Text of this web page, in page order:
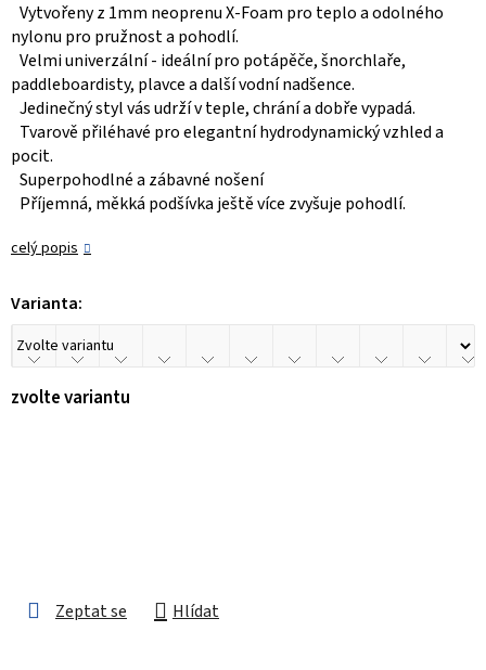
Vytvořeny z 1mm neoprenu X-Foam pro teplo a odolného
nylonu pro pružnost a pohodlí.
Velmi univerzální - ideální pro potápěče, šnorchlaře,
paddleboardisty, plavce a další vodní nadšence.
Jedinečný styl vás udrží v teple, chrání a dobře vypadá.
Tvarově přiléhavé pro elegantní hydrodynamický vzhled a
pocit.
Superpohodlné a zábavné nošení
Příjemná, měkká podšívka ještě více zvyšuje pohodlí.
celý popis
Varianta:
zvolte variantu
Zeptat se Hlídat